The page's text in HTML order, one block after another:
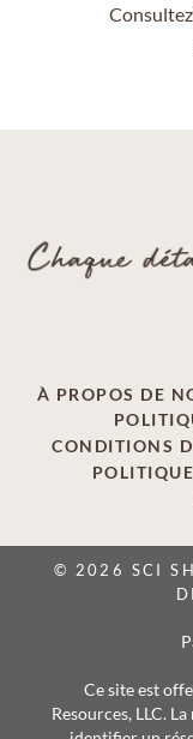
À PROPOS DE
CONDITIONS
© 2026 SCI
Ce site est
Resources, LLC.